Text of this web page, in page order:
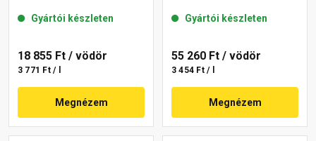
Gyártói készleten
18 855 Ft / vödör
3 771 Ft / l
Megnézem
Gyártói készleten
55 260 Ft / vödör
3 454 Ft / l
Megnézem